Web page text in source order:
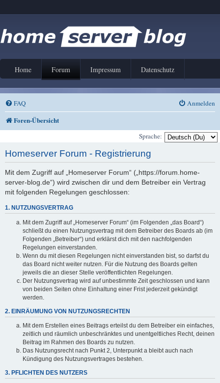
Home Forum Impressum Datenschutz
FAQ Anmelden
Foren-Übersicht
Sprache:
Homeserver Forum - Registrierung
Mit dem Zugriff auf „Homeserver Forum“ („https://forum.home-
server-blog.de“) wird zwischen dir und dem Betreiber ein Vertrag
mit folgenden Regelungen geschlossen:
1. NUTZUNGSVERTRAG
Mit dem Zugriff auf „Homeserver Forum“ (im Folgenden „das Board“)
schließt du einen Nutzungsvertrag mit dem Betreiber des Boards ab (im
Folgenden „Betreiber“) und erklärst dich mit den nachfolgenden
Regelungen einverstanden.
Wenn du mit diesen Regelungen nicht einverstanden bist, so darfst du
das Board nicht weiter nutzen. Für die Nutzung des Boards gelten
jeweils die an dieser Stelle veröffentlichten Regelungen.
Der Nutzungsvertrag wird auf unbestimmte Zeit geschlossen und kann
von beiden Seiten ohne Einhaltung einer Frist jederzeit gekündigt
werden.
2. EINRÄUMUNG VON NUTZUNGSRECHTEN
Mit dem Erstellen eines Beitrags erteilst du dem Betreiber ein einfaches,
zeitlich und räumlich unbeschränktes und unentgeltliches Recht, deinen
Beitrag im Rahmen des Boards zu nutzen.
Das Nutzungsrecht nach Punkt 2, Unterpunkt a bleibt auch nach
Kündigung des Nutzungsvertrages bestehen.
3. PFLICHTEN DES NUTZERS